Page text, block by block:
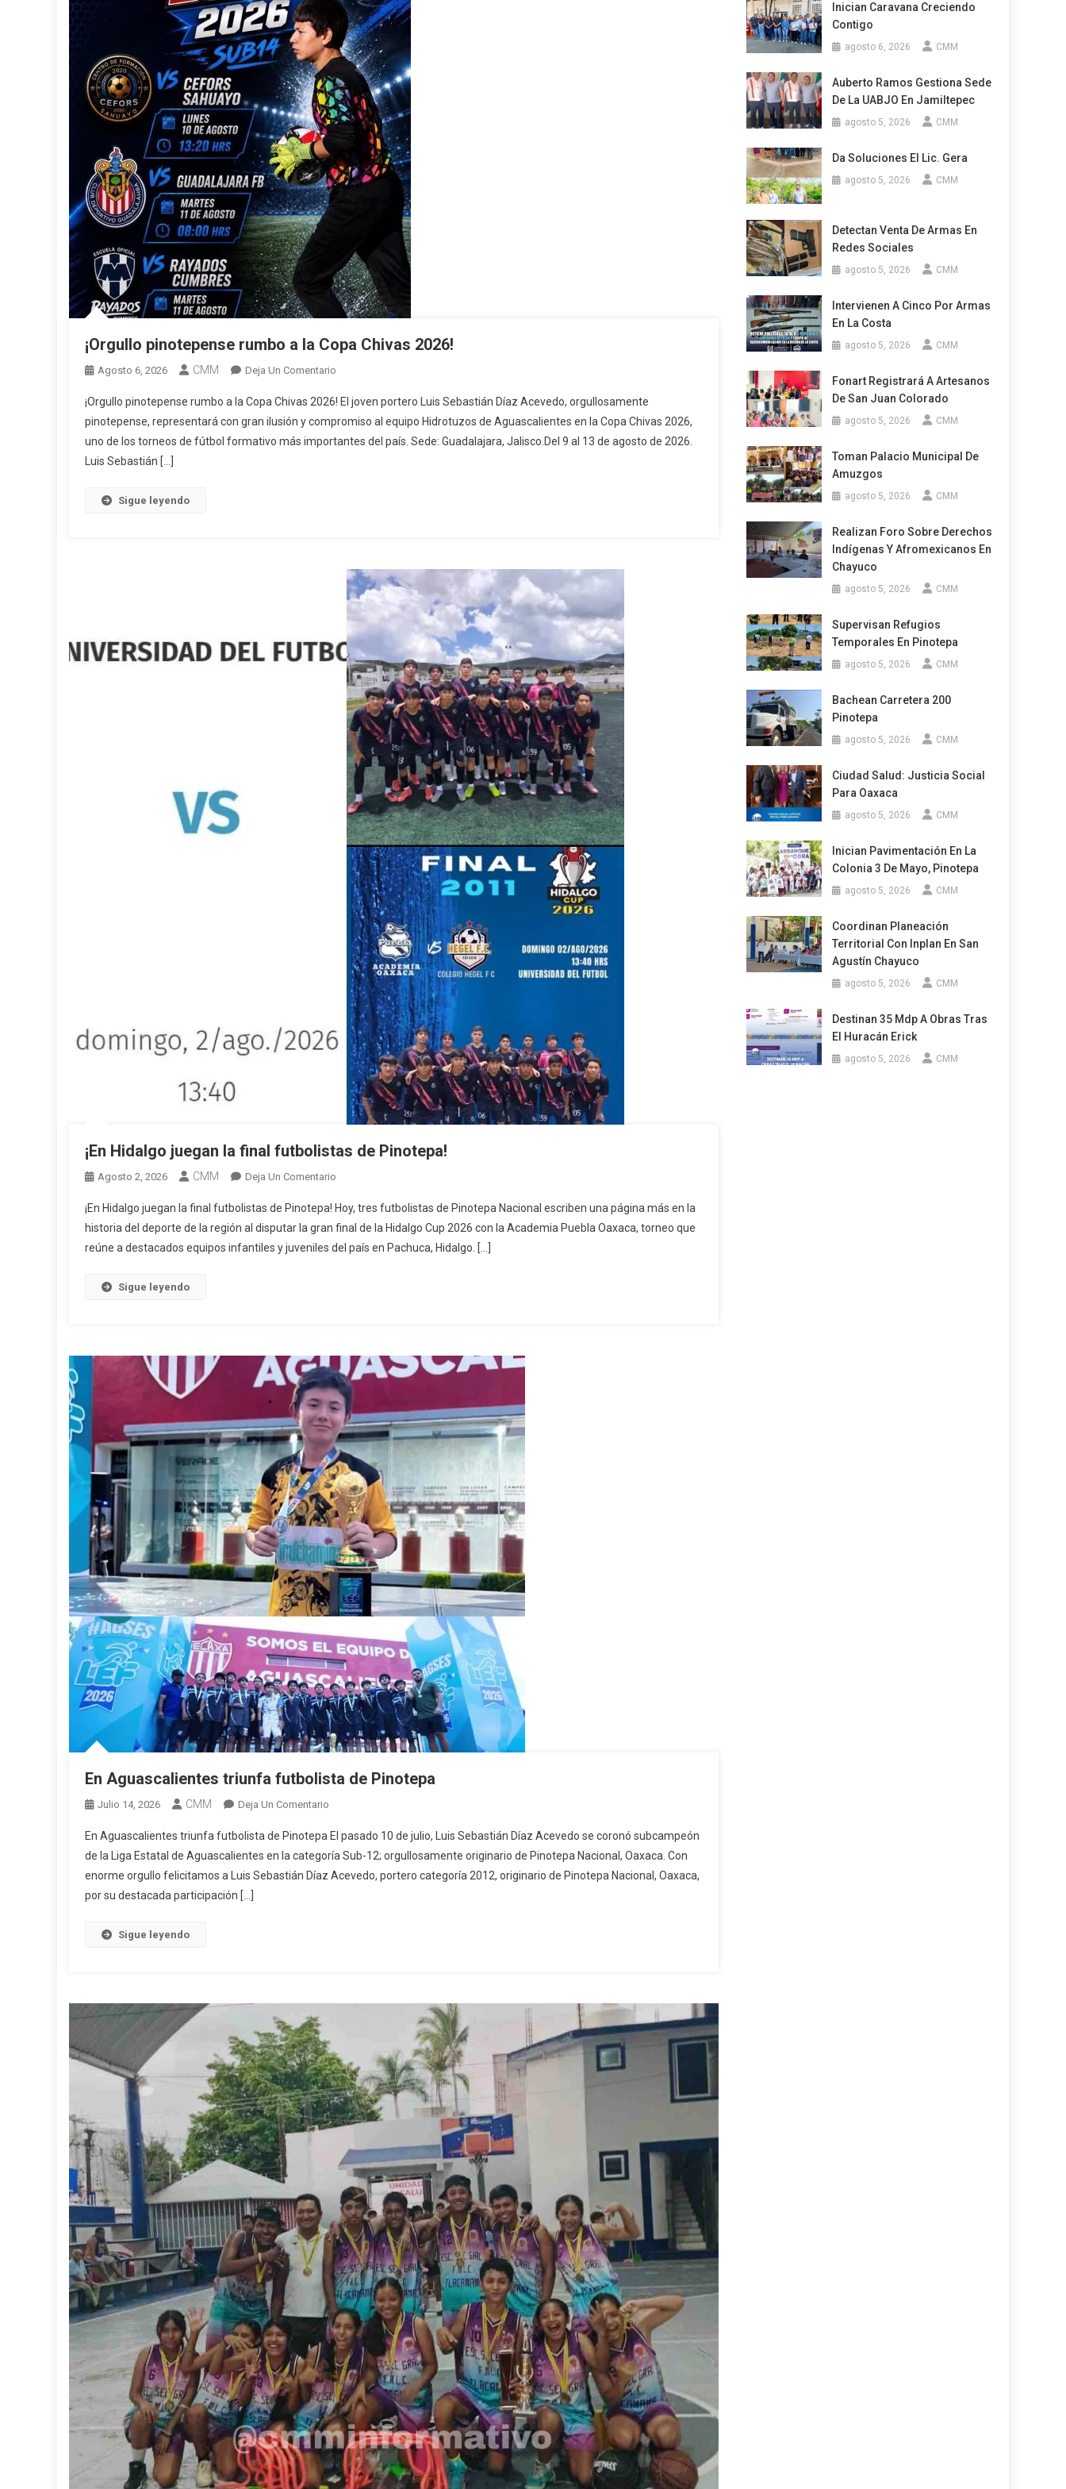
¡Orgullo pinotepense rumbo a la Copa Chivas 2026!
Agosto 6, 2026 CMM Deja Un Comentario
Pinotepense
Rumbo
A
¡Orgullo pinotepense rumbo a la Copa Chivas 2026! El joven portero Luis Sebastián Díaz Acevedo, orgullosamente
pinotepense, representará con gran ilusión y compromiso al equipo Hidrotuzos de Aguascalientes en la Copa Chivas 2026,
uno de los torneos de fútbol formativo más importantes del país. Sede: Guadalajara, Jalisco.Del 9 al 13 de agosto de 2026.
Luis Sebastián […]
Sigue leyendo
¡En Hidalgo juegan la final futbolistas de Pinotepa!
Agosto 2, 2026 CMM Deja Un Comentario
Hidalgo
Juegan
La
¡En Hidalgo juegan la final futbolistas de Pinotepa! Hoy, tres futbolistas de Pinotepa Nacional escriben una página más en la
historia del deporte de la región al disputar la gran final de la Hidalgo Cup 2026 con la Academia Puebla Oaxaca, torneo que
reúne a destacados equipos infantiles y juveniles del país en Pachuca, Hidalgo. […]
Sigue leyendo
En Aguascalientes triunfa futbolista de Pinotepa
Julio 14, 2026 CMM Deja Un Comentario
Aguascalientes
Triunfa
Futbolista
En Aguascalientes triunfa futbolista de Pinotepa El pasado 10 de julio, Luis Sebastián Díaz Acevedo se coronó subcampeón
de la Liga Estatal de Aguascalientes en la categoría Sub-12; orgullosamente originario de Pinotepa Nacional, Oaxaca. Con
enorme orgullo felicitamos a Luis Sebastián Díaz Acevedo, portero categoría 2012, originario de Pinotepa Nacional, Oaxaca,
por su destacada participación […]
Sigue leyendo
Inician Caravana Creciendo
Contigo
agosto 6, 2026 CMM
Auberto Ramos Gestiona Sede
De La UABJO En Jamiltepec
agosto 5, 2026 CMM
Da Soluciones El Lic. Gera
agosto 5, 2026 CMM
Detectan Venta De Armas En
Redes Sociales
agosto 5, 2026 CMM
Intervienen A Cinco Por Armas
En La Costa
agosto 5, 2026 CMM
Fonart Registrará A Artesanos
De San Juan Colorado
agosto 5, 2026 CMM
Toman Palacio Municipal De
Amuzgos
agosto 5, 2026 CMM
Realizan Foro Sobre Derechos
Indígenas Y Afromexicanos En
Chayuco
agosto 5, 2026 CMM
Supervisan Refugios
Temporales En Pinotepa
agosto 5, 2026 CMM
Bachean Carretera 200
Pinotepa
agosto 5, 2026 CMM
Ciudad Salud: Justicia Social
Para Oaxaca
agosto 5, 2026 CMM
Inician Pavimentación En La
Colonia 3 De Mayo, Pinotepa
agosto 5, 2026 CMM
Coordinan Planeación
Territorial Con Inplan En San
Agustín Chayuco
agosto 5, 2026 CMM
Destinan 35 Mdp A Obras Tras
El Huracán Erick
agosto 5, 2026 CMM